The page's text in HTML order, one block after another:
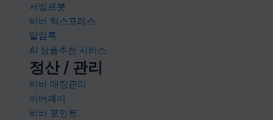
서빙로봇
비버 익스프레스
알림톡
AI 상품추천 서비스
정산 / 관리
비버 매장관리
비버페이
비버 포인트